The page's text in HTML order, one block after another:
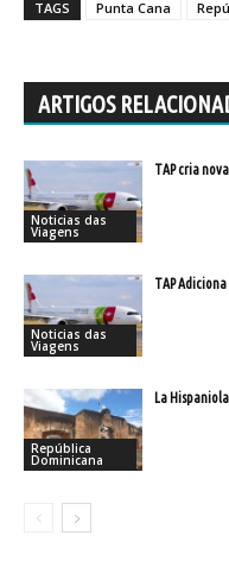
TAGS Punta Cana
ARTIGOS
Noticias das
Viagens
TAP cria
Noticias das
Viagens
TAP
República
Dominicana
La Hispaniola